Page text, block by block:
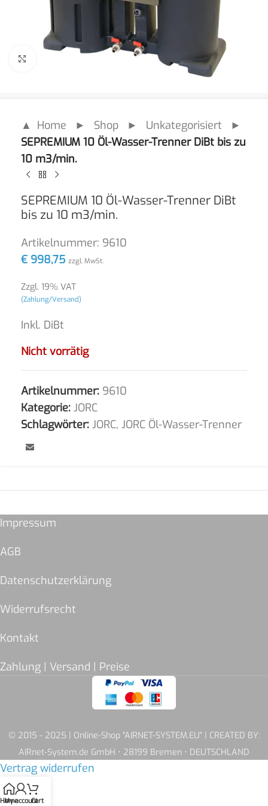
▲ Home ► Shop ► Unkategorisiert ►
SEPREMIUM 10 Öl-Wasser-Trenner DiBt bis zu
10 m3/min.
SEPREMIUM 10 Öl-Wasser-Trenner DiBt
bis zu 10 m3/min.
Artikelnummer: 9610
€ 998,75 zzgl. MwSt.
Zzgl. 19% VAT
(Zahlung/Versand)
Inkl. DiBt
Nicht vorrätig
Artikelnummer: 9610
Kategorie: JORC
Schlagwörter: JORC, JORC Öl-Wasser-Trenner
Impressum
AGB
Datenschutzerklärung
Widerrufsrecht
Kontakt
Zahlung | Versand | Preise
© 2015 - 2025 | Online-Shop "AIRNET-SYSTEM.EU" | CREATED BY:
AIRnet-System.de GmbH • 28199 Bremen • DEUTSCHLAND
Home
My accountCart
Vertrag widerrufen